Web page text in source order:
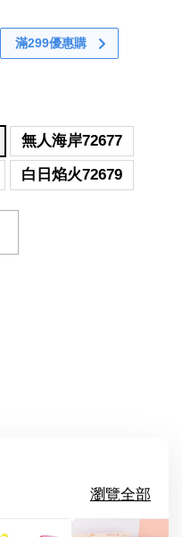
滿299優惠購
無人海岸72677
白日焰火72679
瀏覽全部